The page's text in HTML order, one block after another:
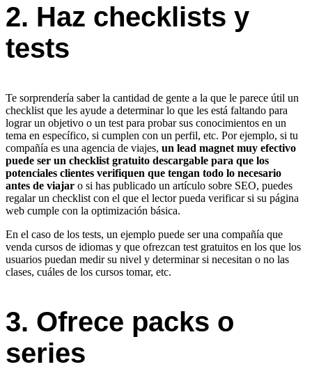
2. Haz checklists y
tests
Te sorprendería saber la cantidad de gente a la que le parece útil un
checklist que les ayude a determinar lo que les está faltando para
lograr un objetivo o un test para probar sus conocimientos en un
tema en específico, si cumplen con un perfil, etc. Por ejemplo, si tu
compañía es una agencia de viajes, un lead magnet muy efectivo
puede ser un checklist gratuito descargable para que los
potenciales clientes verifiquen que tengan todo lo necesario
antes de viajar o si has publicado un artículo sobre SEO, puedes
regalar un checklist con el que el lector pueda verificar si su página
web cumple con la optimización básica.
En el caso de los tests, un ejemplo puede ser una compañía que
venda cursos de idiomas y que ofrezcan test gratuitos en los que los
usuarios puedan medir su nivel y determinar si necesitan o no las
clases, cuáles de los cursos tomar, etc.
3. Ofrece packs o
series